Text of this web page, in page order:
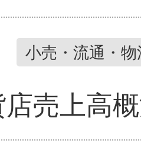
小売・流通・
店売上高